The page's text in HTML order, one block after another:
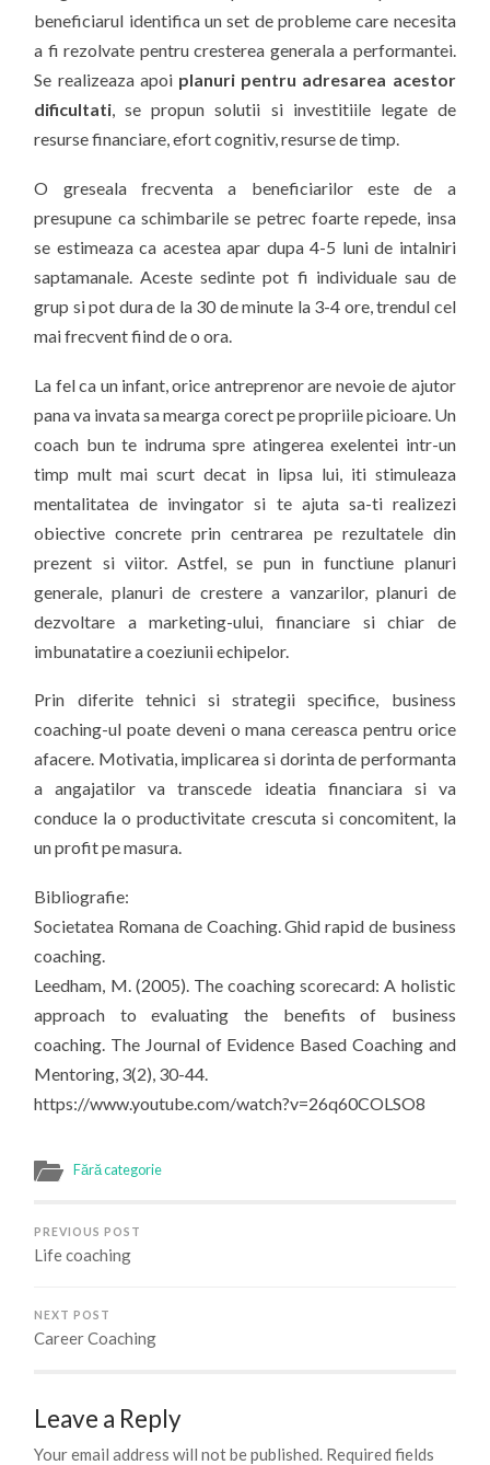
beneficiarul identifica un set de probleme care necesita
a fi rezolvate pentru cresterea generala a performantei.
Se realizeaza apoi planuri pentru adresarea acestor
dificultati, se propun solutii si investitiile legate de
resurse financiare, efort cognitiv, resurse de timp.
O greseala frecventa a beneficiarilor este de a
presupune ca schimbarile se petrec foarte repede, insa
se estimeaza ca acestea apar dupa 4-5 luni de intalniri
saptamanale. Aceste sedinte pot fi individuale sau de
grup si pot dura de la 30 de minute la 3-4 ore, trendul cel
mai frecvent fiind de o ora.
La fel ca un infant, orice antreprenor are nevoie de ajutor
pana va invata sa mearga corect pe propriile picioare. Un
coach bun te indruma spre atingerea exelentei intr-un
timp mult mai scurt decat in lipsa lui, iti stimuleaza
mentalitatea de invingator si te ajuta sa-ti realizezi
obiective concrete prin centrarea pe rezultatele din
prezent si viitor. Astfel, se pun in functiune planuri
generale, planuri de crestere a vanzarilor, planuri de
dezvoltare a marketing-ului, financiare si chiar de
imbunatatire a coeziunii echipelor.
Prin diferite tehnici si strategii specifice, business
coaching-ul poate deveni o mana cereasca pentru orice
afacere. Motivatia, implicarea si dorinta de performanta
a angajatilor va transcede ideatia financiara si va
conduce la o productivitate crescuta si concomitent, la
un profit pe masura.
Bibliografie:
Societatea Romana de Coaching. Ghid rapid de business
coaching.
Leedham, M. (2005). The coaching scorecard: A holistic
approach to evaluating the benefits of business
coaching. The Journal of Evidence Based Coaching and
Mentoring, 3(2), 30-44.
https://www.youtube.com/watch?v=26q60COLSO8
Fără categorie
PREVIOUS POST
Life coaching
NEXT POST
Career Coaching
Leave a Reply
Your email address will not be published. Required fields